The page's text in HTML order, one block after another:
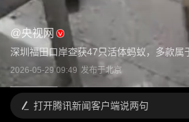
@央视网
深圳福田口岸查获47只活体蚂蚁，多款属
2026-05-29 09:49 发布于北京
打开腾讯新闻客户端说两句